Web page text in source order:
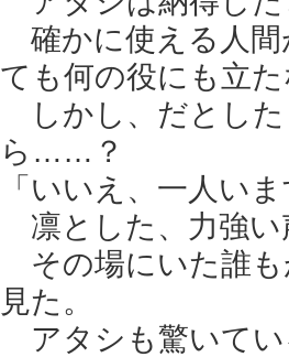
確かに使える人間
ても何の役にも立
しかし、だとした
ら……？
「いいえ、一人い
凛とした、力強い
その場にいた誰も
見た。
アタシも驚いてい